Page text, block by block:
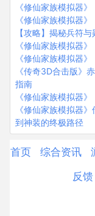
《修仙家族模拟器
《修仙家族模拟器
【攻略】揭秘兵符
《修仙家族模拟器
《修仙家族模拟器
《传奇3D合击版》
指南
《修仙家族模拟器
《修仙家族模拟器
到神装的终极路径
首页 综合资讯
反馈